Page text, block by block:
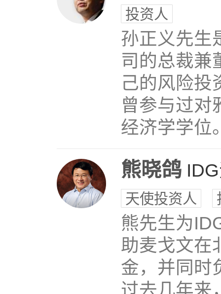
投资人
孙正义先生
司的总裁兼
己的风险投
曾参与过对
经济学学位
熊晓鸽
天使投资人
熊先生为
助麦戈文在
金，并同时
过去几年来